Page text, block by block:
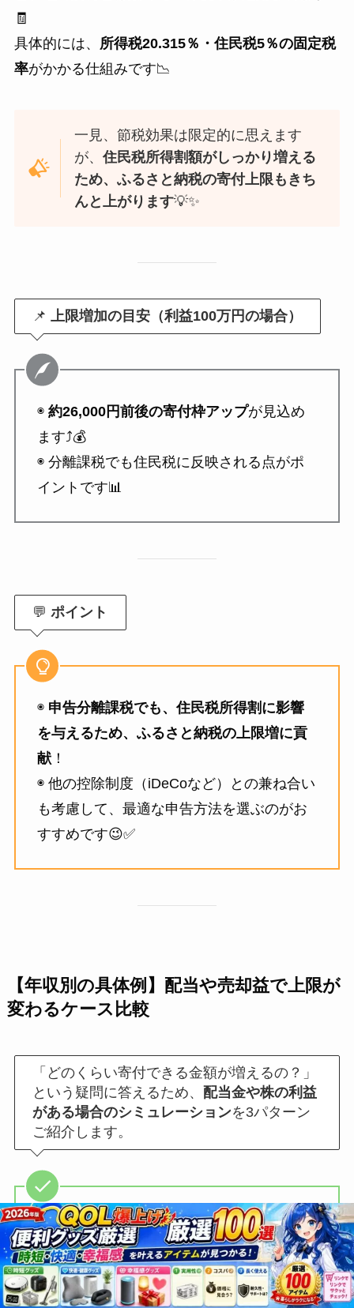
🧾
具体的には、 所得税20.315％・住民税5％の固定税
率がかかる仕組みです📉
一見、節税効果は限定的に思えます
が、住民税所得割額がしっかり増える
ため、ふるさと納税の寄付上限もきち
んと上がります💡✨
📌 上限増加の目安（利益100万円の場合）
◉ 約26,000円前後の寄付枠アップが見込め
ます⤴️💰
◉ 分離課税でも住民税に反映される点がポ
イントです📊
💬ポイント
◉ 申告分離課税でも、住民税所得割に影響
を与えるため、ふるさと納税の上限増に貢
献！
◉ 他の控除制度（iDeCoなど）との兼ね合い
も考慮して、最適な申告方法を選ぶのがお
すすめです😉✅
【年収別の具体例】配当や売却益で上限が
変わるケース比較
「どのくらい寄付できる金額が増えるの？」
という疑問に答えるため、配当金や株の利益
がある場合のシミュレーションを3パターン
ご紹介します。
📌 年収や申告方法によって、寄付できる金
額が“数万円”単位で増えることも！